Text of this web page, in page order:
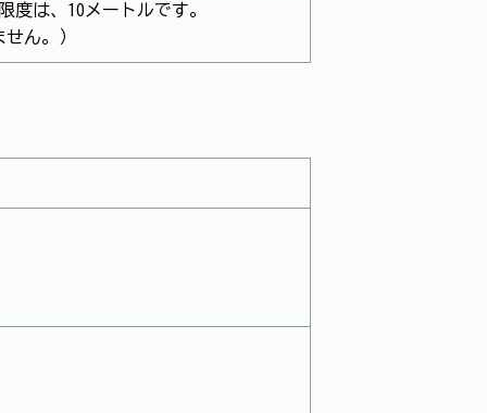
度は、10メートルです。
ん。）